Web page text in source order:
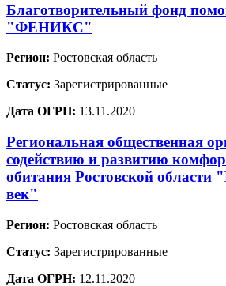
Благотворительный фонд
"ФЕНИКС"
Регион: Ростовская область
Статус: Зарегистрированные
Дата ОГРН: 13.11.2020
Региональная общественная
содействию и развитию
обитания Ростовской
век"
Регион: Ростовская область
Статус: Зарегистрированные
Дата ОГРН: 12.11.2020